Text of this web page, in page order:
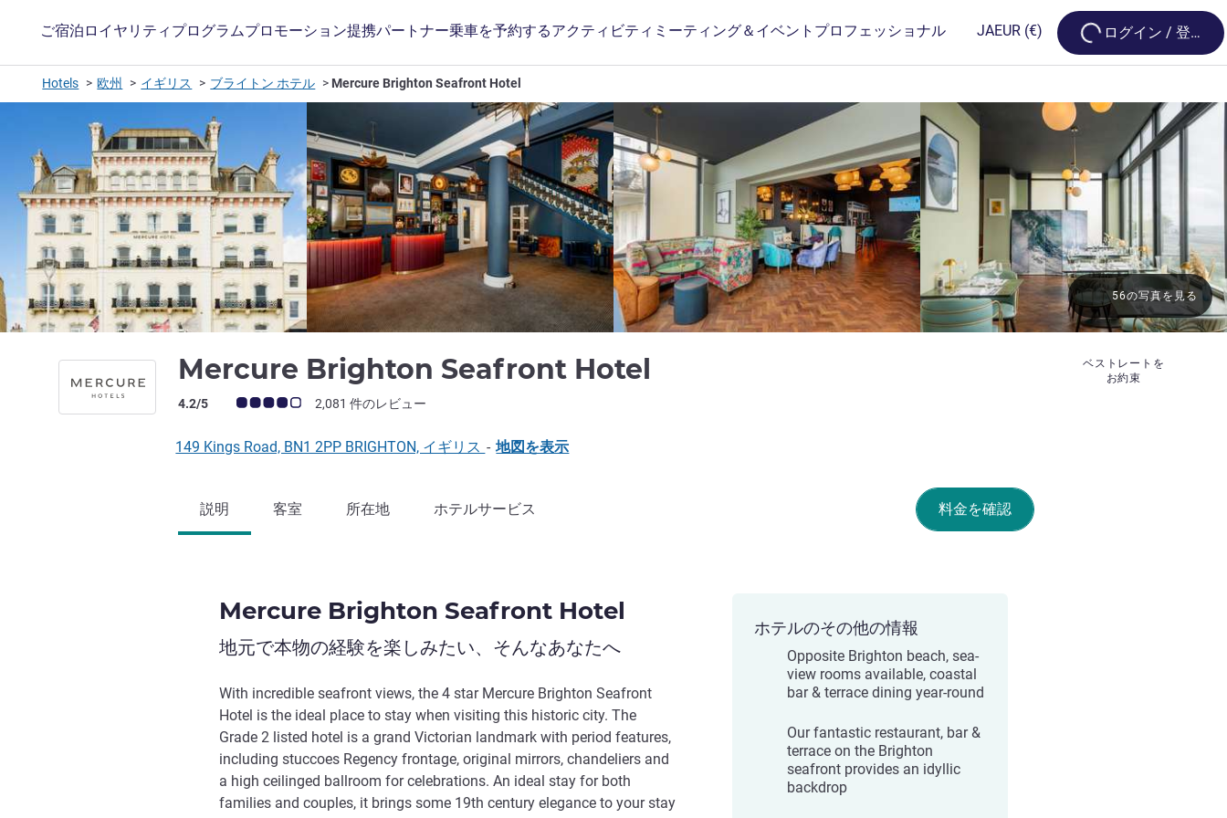
ご宿泊 ロイヤリティプログラムプロモーション提携パートナー乗車を予約するアクティビティ ミーティング＆イベント プロフェッショナル JAEUR (€) Loading...
ログイン / 登録
Hotels 欧州 イギリス ブライトン ホテル Mercure Brighton Seafront Hotel
Mercure Brighton Seafront Hotel
お客さまの声 (確認済みレビュー アコーホテルズ)
4.2/5 2,081 件のレビュー
ベストレートを
お約束
56の写真を見る
149 Kings Road, BN1 2PP BRIGHTON, イギリス - 地図を表示
料金を確認
説明 客室 所在地 ホテルサービス
Mercure Brighton Seafront Hotel
地元で本物の経験を楽しみたい、そんなあなたへ
With incredible seafront views, the 4 star Mercure Brighton Seafront
Hotel is the ideal place to stay when visiting this historic city. The
Grade 2 listed hotel is a grand Victorian landmark with period features,
including stuccoes Regency frontage, original mirrors, chandeliers and
a high ceilinged ballroom for celebrations. An ideal stay for both
families and couples, it brings some 19th century elegance to your stay
ホテルのその他の情報
Opposite Brighton beach, sea-
view rooms available, coastal
bar & terrace dining year-round
Our fantastic restaurant, bar &
terrace on the Brighton
seafront provides an idyllic
backdrop